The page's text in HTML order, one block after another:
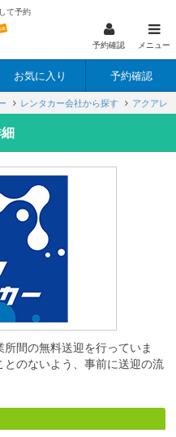
て予約
予約確認 メニュー
お気に入り 予約確認
レンタカー会社から探す アクアレ
間の無料送迎を行っていま
のないよう、事前に送迎の流